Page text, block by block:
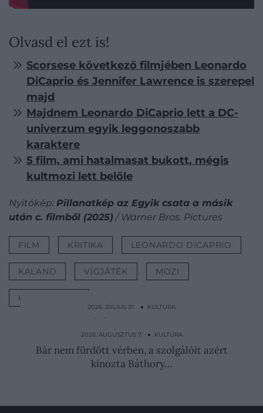
Olvasd el ezt is!
Scorsese következő filmjében Leonardo
DiCaprio és Jennifer Lawrence is szerepel
majd
Majdnem Leonardo DiCaprio lett a DC-
univerzum egyik leggonoszabb
karaktere
5 film, ami hatalmasat bukott, mégis
kultmozi lett belőle
Nyitókép: Pillanatkép az Egyik csata a másik
után c. filmből (2025) / Warner Bros. Pictures
FILM KRITIKA LEONARDO DICAPRIO
KALAND VÍGJÁTÉK MOZI
HOLLYWOOD
2026. JÚLIUS 31. ● KULTÚRA
Mintha egy sátáni rítus kezdődne: ez Goya
egyik…
2026. AUGUSZTUS 7. ● KULTÚRA
Bár nem fürdött vérben, a szolgálóit azért
kínozta Báthory…